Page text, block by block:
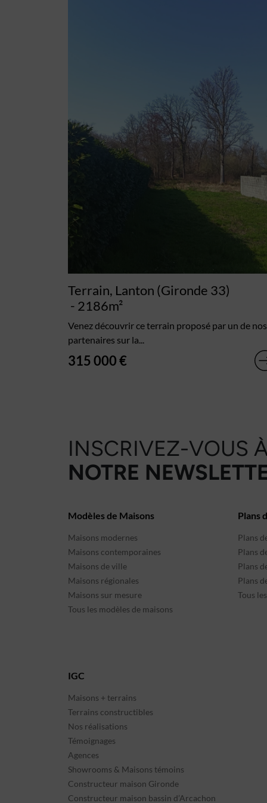
Terrain, Lanton (Gironde 33)
- 2186m²
Venez découvrir ce terrain proposé par un de nos
partenaires sur la...
315 000 €
INSCRIVEZ-VOUS
NOTRE
Modèles de Maisons
Maisons modernes
Maisons contemporaines
Maisons de ville
Maisons régionales
Maisons sur mesure
Tous les modèles de maisons
Plans
Plans
Plans
Plans
Plans
Tous
IGC
Maisons + terrains
Terrains constructibles
Nos réalisations
Témoignages
Agences
Showrooms & Maisons témoins
Constructeur maison Gironde
Constructeur maison bassin d’Arcachon